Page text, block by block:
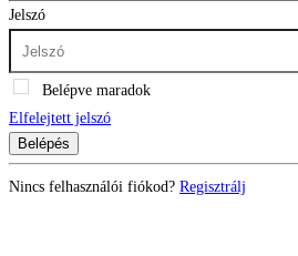
Jelszó
Belépve maradok
Elfelejtett jelszó
Belépés
Nincs felhasználói fiókod? Regisztrálj